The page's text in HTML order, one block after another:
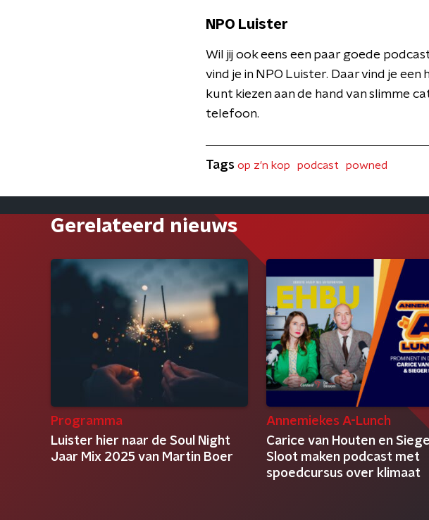
NPO Luister
Wil jij ook eens een paar goede
vind je in NPO Luister. Daar vind je
kunt kiezen aan de hand van slimme
telefoon.
Tags op z'n kop podcast powned
Gerelateerd nieuws
Programma
Luister hier naar de Soul Night
Jaar Mix 2025 van Martin Boer
Annemiekes A-Lunch
Carice van Houten en
Sloot maken podcast met
spoedcursus over klimaat